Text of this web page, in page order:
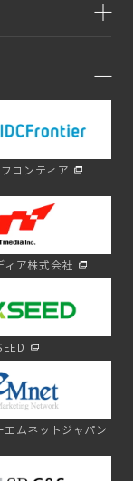
ロンティア
ィア株式会社
エムネットジャパン